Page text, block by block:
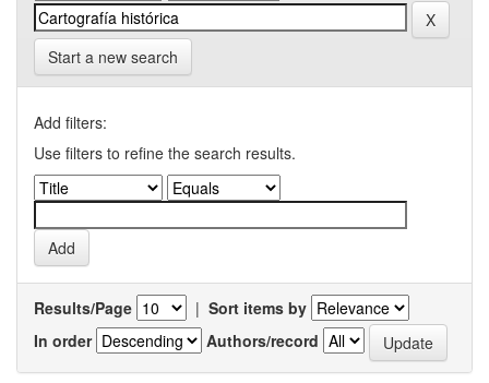
Start a new search
Add filters:
Use filters to refine the search results.
Results/Page | Sort items by
In order
Authors/record